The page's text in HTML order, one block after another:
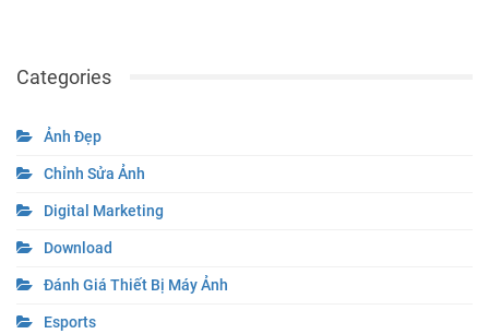
Categories
Ảnh Đẹp
Chỉnh Sửa Ảnh
Digital Marketing
Download
Đánh Giá Thiết Bị Máy Ảnh
Esports